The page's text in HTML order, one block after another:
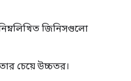
জিনিসগুলো
চেয়ে উচ্চতর।